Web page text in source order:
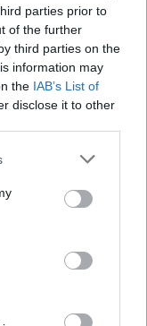
parties prior to
of the further
third parties on the
information may
the IAB’s List of
disclose it to other
Válasz erre